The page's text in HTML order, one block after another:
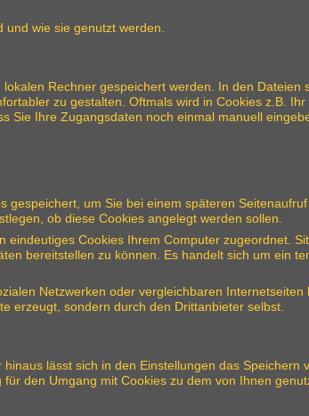
wie sie genutzt werden.
Rechner gespeichert werden. In den Dateien
zu gestalten. Oftmals wird in Cookies z.B. Ihr
Ihre Zugangsdaten noch einmal manuell
gespeichert, um Sie bei einem späteren
ob diese Cookies angelegt werden sollen.
Cookies Ihrem Computer zugeordnet.
bereitstellen zu können. Es handelt sich um ein
Netzwerken oder vergleichbaren Internetseiten
erzeugt, sondern durch den Drittanbieter selbst.
lässt sich in den Einstellungen das Speichern
den Umgang mit Cookies zu dem von Ihnen